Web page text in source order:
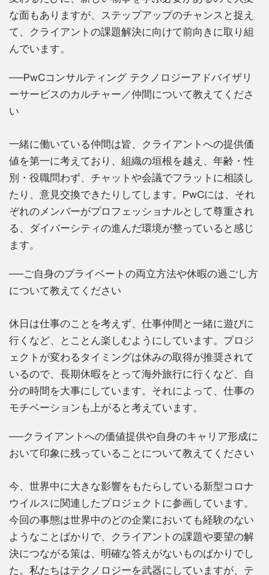
な面もありますが、ステップアップのチャンスと捉え
て、クライアントの課題解決に向けて前向きに取り組
んでいます。
──PwCコンサルティング テクノロジーアドバイザリ
ーサービスのカルチャー／仲間について教えてくださ
い
一緒に働いている仲間は皆、クライアントへの提供価
値を第一に考えており、組織の垣根を越え、年齢・性
別・役職問わず、チャットや会議でフラットに相談し
たり、意見交換できたりしてします。PwCには、それ
ぞれのメンバーがプロフェッショナルとして尊重され
る、ダイバーシティの進んだ環境が整っていると感じ
ます。
──ご自身のプライベートの両立方法や休暇の過ごし方
について教えてください
休日は仕事のことを考えず、仕事仲間と一緒に遊びに
行くなど、とことん楽しむようにしています。プロジ
ェクトが変わるタイミングは休みの取得が推奨されて
いるので、長期休暇をとって海外旅行に行くなど、自
分の時間を大事にしています。それによって、仕事の
モチベーションも上がると考えています。
──クライアントへの価値提供や自身のキャリア形成に
おいて印象に残っていることについて教えてください
今、世界中に大きな影響をもたらしている新型コロナ
ウイルスに関連したプロジェクトに参画しています。
今回の事態は世界中のどの企業においても経験のない
ようなことばかりで、クライアントの課題や要望の解
決につながる策は、明確な答えがないものばかりでし
た。私たちはテクノロジーを武器にしていますが、テ